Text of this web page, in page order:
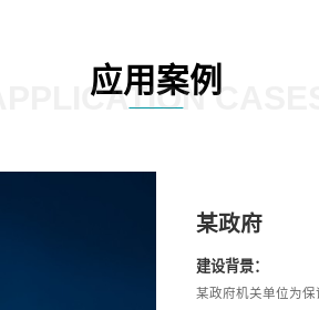
应用案例
APPLICATION CASES
某政府
建设背景：
某政府机关单位为